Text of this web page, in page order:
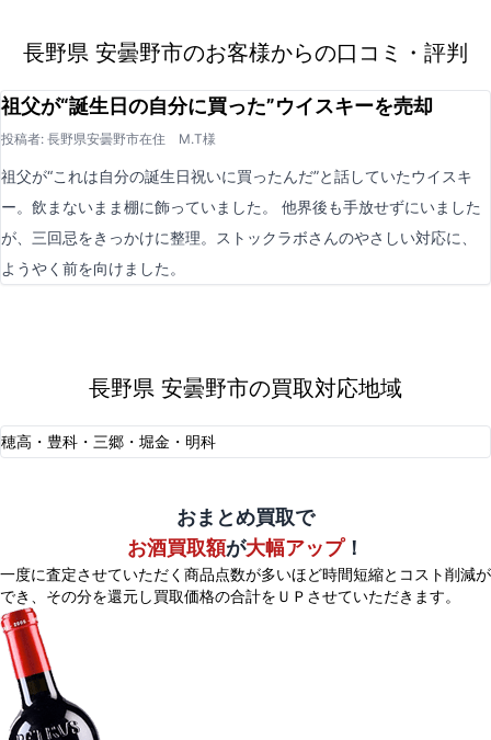
長野県 安曇野市のお客様からの口コミ・評判
祖父が“誕生日の自分に買った”ウイスキーを売却
投稿者: 長野県安曇野市在住 M.T様
祖父が“これは自分の誕生日祝いに買ったんだ”と話していたウイスキ
ー。飲まないまま棚に飾っていました。 他界後も手放せずにいました
が、三回忌をきっかけに整理。ストックラボさんのやさしい対応に、
ようやく前を向けました。
長野県 安曇野市の買取対応地域
穂高・豊科・三郷・堀金・明科
おまとめ買取で
お酒買取額が大幅アップ！
一度に査定させていただく商品点数が多いほど時間短縮とコスト削減が
でき、 その分を還元し買取価格の合計をＵＰさせていただきます。